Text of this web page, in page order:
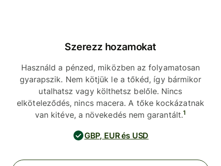
Szerezz hozamokat
Használd a pénzed, miközben az folyamatosan
gyarapszik. Nem kötjük le a tőkéd, így bármikor
utalhatsz vagy költhetsz belőle. Nincs
elköteleződés, nincs macera. A tőke kockázatnak
van kitéve, a növekedés nem garantált.1
GBP, EUR és USD